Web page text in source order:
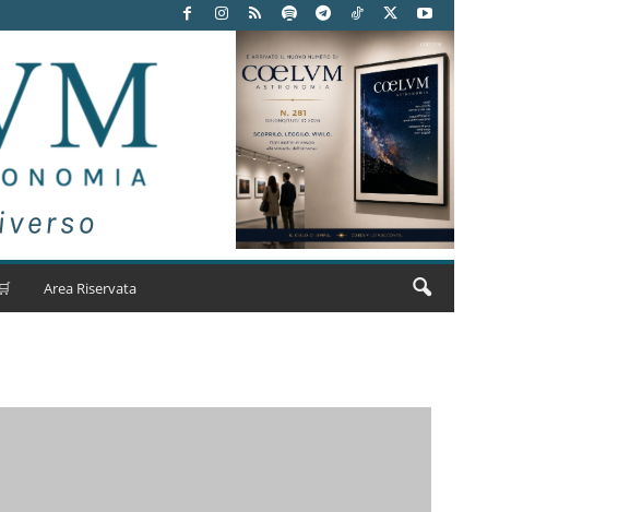
🛒 Area Riservata